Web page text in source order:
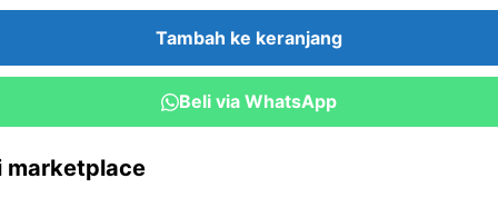
Paratyphi
ml
Tambah ke keranjang
Beli via WhatsApp
marketplace